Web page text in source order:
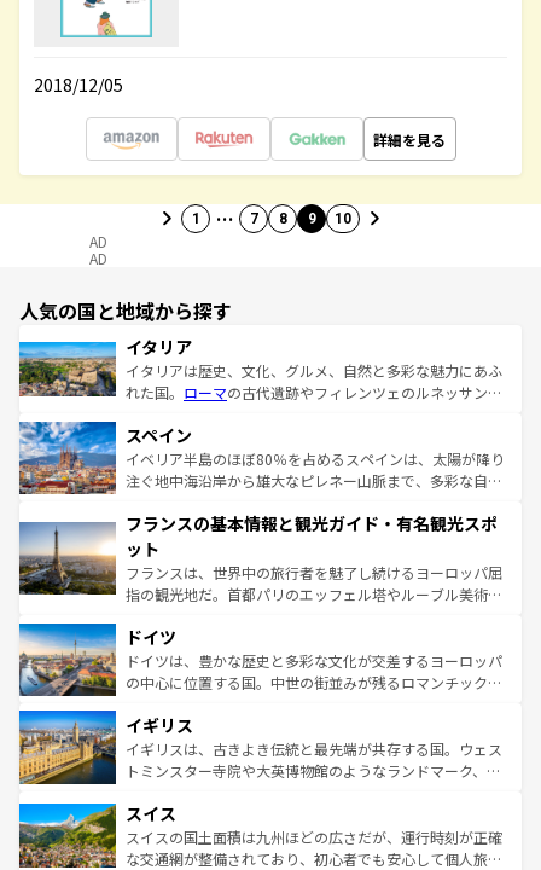
2018/12/05
詳細を見る
1 … 7 8 9 10
AD
AD
人気の国と地域から探す
イタリア
イタリアは歴史、文化、グルメ、自然と多彩な魅力にあふ
れた国。 ローマの古代遺跡やフィレンツェのルネッサンス
ろん、トスカーナの美しい田園風景やアマルフィ海岸の絶
景など、自然景観も見逃せない。観光の合間には、本場の
ピザやパスタなど、絶品のイタリア料理を堪能することも
ませてくれるイタリアで、忘れられない旅をしてみよう！
なお、新着のイタリア情報は
しい。
スペイン
イベリア半島のほぼ80％を占めるスペインは、太陽が降り
注ぐ地中海沿岸から雄大なピレネー山脈まで、多彩な自然
文化が根付くこの国では、情熱的なフラメンコ、熱気あふ
れる闘牛、そして美味しいタパスが生活の一部となってい
る。首都マドリードの洗練された雰囲気や、バルセロナの
アートに溢れた街角から、地方では古代ローマ遺跡や中世
せる。地方によって風土や気候が異なるスペインはその個
性で訪れる人を魅了する。 なお、新着のスペイン情報は コ
ンテンツ一覧を参照してほしい。
フランスの基本情報と観光ガイド・有名観光スポ
ット
フランスは、世界中の旅行者を魅了し続けるヨーロッパ屈
指の観光地だ。首都パリのエッフェル塔やルーブル美術館
で、幅広い魅力が詰まっている。華麗な宮殿、歴史的な大
聖堂、美しいビーチ、そして豊かな自然が、訪れる者を心
から魅了する。また、フランスは美食の国としても知ら
いる。シャンパンの発祥地であるランス、プロヴァンスの
香り高いラベンダー畑など、多彩な楽しみ方が可能だ。さ
らに、パリ以外の地域にも魅力が溢れており、どの街角に
れる地方に足を運ぶとそれぞれで全く異なる文化を体験で
きるだろう。 なお、新着のフランス情報はコンテンツ一覧
を参照してほしい。
ドイツ
ドイツは、豊かな歴史と多彩な文化が交差するヨーロッパ
の中心に位置する国。中世の街並みが残るロマンチック街
顔を持つこの国は、どこを歩いても飽きることがない。ベ
ルリンの文化的活気、バイエルン州のアルプスの絶景、そ
してライン川沿いのワイン畑といった風景は必見。ビール
は、お酒好きな人にはぜひ体験してほしい。 なお、新着の
ドイツ情報はコンテンツ一覧を参照してほしい。
イギリス
イギリスは、古きよき伝統と最先端が共存する国。ウェス
トミンスター寺院や大英博物館のようなランドマーク、歴
リアごとに異なる魅力がある。また、優雅なアフタヌーン
ティー、ビール好きにはたまらない英国パブ、サッカー観
戦など、本場だからこそできる体験も豊富。イギリスを旅
スイス
スイスの国土面積は九州ほどの広さだが、運行時刻が正確
な交通網が整備されており、初心者でも安心して個人旅行